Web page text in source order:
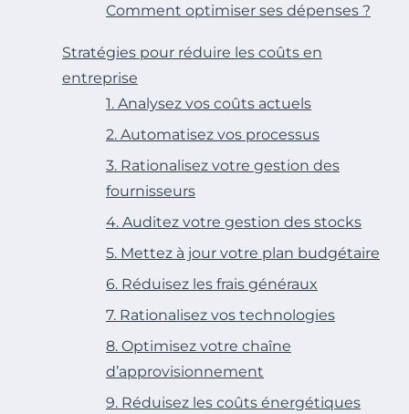
Comment optimiser ses dépenses ?
Stratégies pour réduire les coûts en
entreprise
1. Analysez vos coûts actuels
2. Automatisez vos processus
3. Rationalisez votre gestion des
fournisseurs
4. Auditez votre gestion des stocks
5. Mettez à jour votre plan budgétaire
6. Réduisez les frais généraux
7. Rationalisez vos technologies
8. Optimisez votre chaîne
d’approvisionnement
9. Réduisez les coûts énergétiques